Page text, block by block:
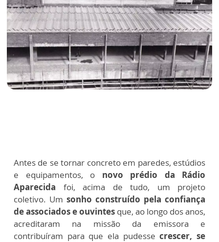
Antes de se tornar concreto em paredes, estúdios
e equipamentos, o novo prédio da Rádio
Aparecida foi, acima de tudo, um projeto
coletivo. Um sonho construído pela confiança
de associados e ouvintes que, ao longo dos anos,
acreditaram na missão da emissora e
contribuíram para que ela pudesse crescer, se